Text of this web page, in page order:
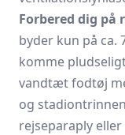
Forbered dig på
byder kun på ca.
komme
vandtæt fodtøj
og
rejseparaply